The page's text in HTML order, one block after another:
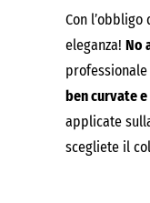
Con
eleganza! No
ben curvate
applicate
scegliete il